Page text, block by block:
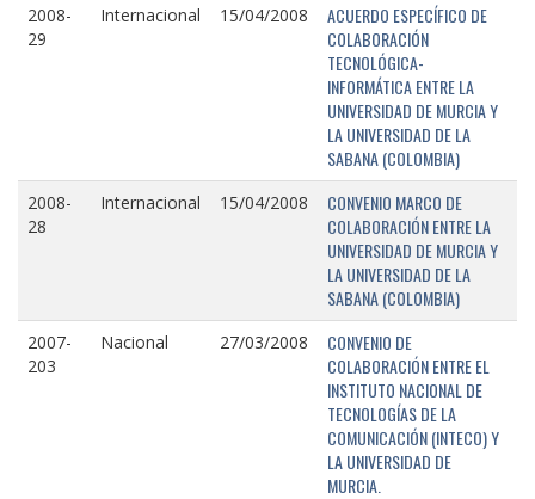
2008-
29
Internacional 15/04/2008
ACUERDO ESPECÍFICO DE
COLABORACIÓN
TECNOLÓGICA-
INFORMÁTICA ENTRE LA
UNIVERSIDAD DE MURCIA Y
LA UNIVERSIDAD DE LA
SABANA (COLOMBIA)
2008-
28
Internacional 15/04/2008
CONVENIO MARCO DE
COLABORACIÓN ENTRE LA
UNIVERSIDAD DE MURCIA Y
LA UNIVERSIDAD DE LA
SABANA (COLOMBIA)
2007-
203
Nacional 27/03/2008
CONVENIO DE
COLABORACIÓN ENTRE EL
INSTITUTO NACIONAL DE
TECNOLOGÍAS DE LA
COMUNICACIÓN (INTECO) Y
LA UNIVERSIDAD DE
MURCIA.